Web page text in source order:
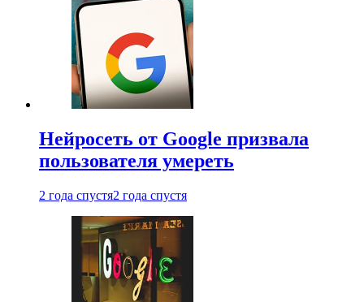
Нейросеть от Google призвала
пользователя умереть
2 года спустя2 года спустя